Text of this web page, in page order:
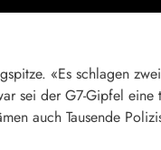
«Es schlagen
sei der G7-Gipfel
auch Tausende